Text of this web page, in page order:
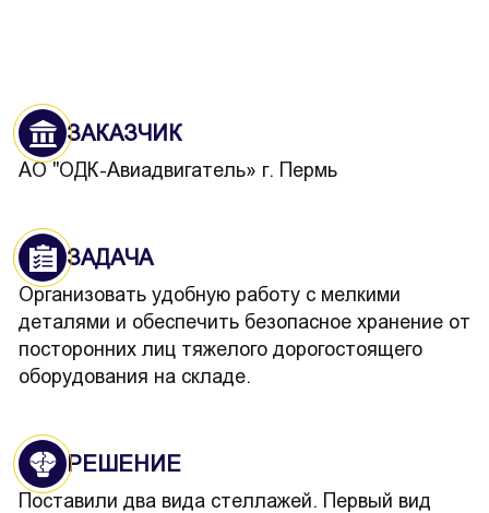
ЗАКАЗЧИК
АО "ОДК-Авиадвигатель» г. Пермь
ЗАДАЧА
Организовать удобную работу с мелкими
деталями и обеспечить безопасное хранение от
посторонних лиц тяжелого дорогостоящего
оборудования на складе.
РЕШЕНИЕ
Поставили два вида стеллажей. Первый вид